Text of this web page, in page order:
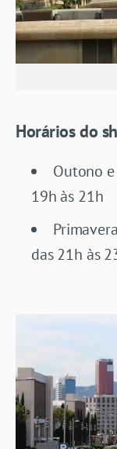
Horários do
Outono
19h às 21h
das 21h às